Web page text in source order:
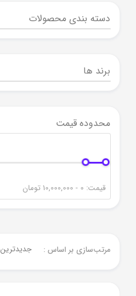
دسته بندی محصولات
برند ها
محدوده قیمت
قیمت: 0 - 10,000,000 تومان
مرتب‌سازی بر اساس : جدیدترین